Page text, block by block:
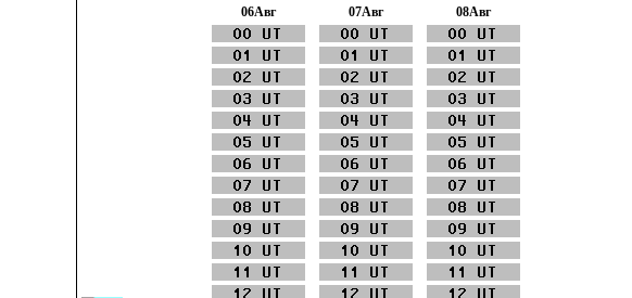
06Aвг 07Aвг 08Aвг